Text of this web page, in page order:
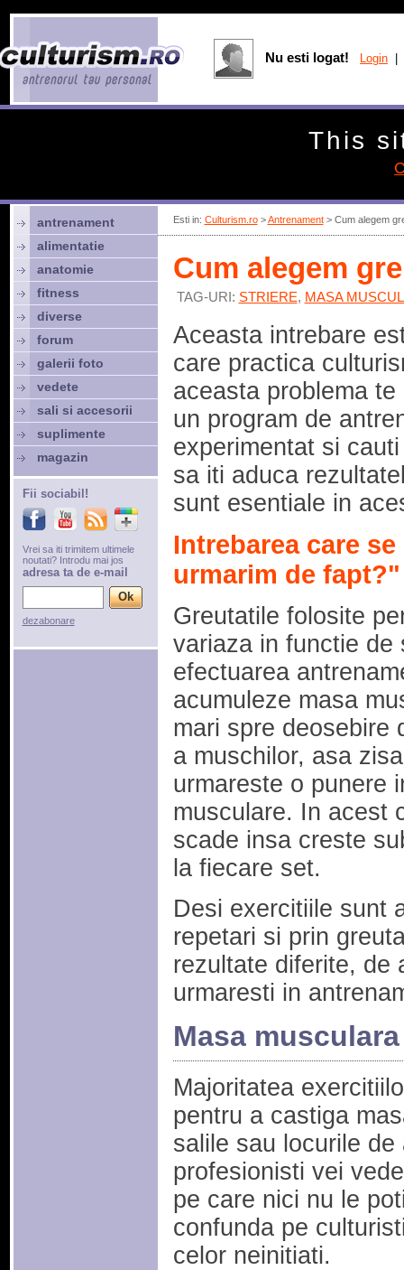
Esti in: Culturism.ro>Antrenament> Cum alegem
Cum alegem
TAG-URI: STRIERE, MASA
Aceasta intrebare
care practica
aceasta problema
un program de
experimentat si
sa iti aduca
sunt esentiale in
Intrebarea care
urmarim de fapt?"
Greutatile folosite
variaza in functie de
efectuarea
acumuleze masa
mari spre deosebire
a muschilor, asa
urmareste o punere
musculare. In acest
scade insa creste
la fiecare set.
Desi exercitiile sunt
repetari si prin
rezultate diferite, de
urmaresti in
Masa musculara
Majoritatea
pentru a castiga
salile sau locurile
profesionisti vei
pe care nici nu le
confunda pe
celor neinitiati.
antrenament
alimentatie
anatomie
fitness
diverse
forum
galerii foto
vedete
sali si accesorii
suplimente
magazin
Fii sociabil!
Vrei sa iti trimitem ultimele
noutati? Introdu mai jos
adresa ta de e-mail
dezabonare
Nu esti logat! Login
This